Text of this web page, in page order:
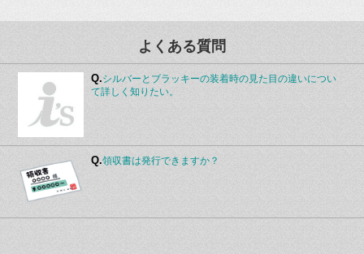
よくある質問
Q.シルバーとブラッキーの装着時の見た目の違いについ
て詳しく知りたい。
Q.領収書は発行できますか？